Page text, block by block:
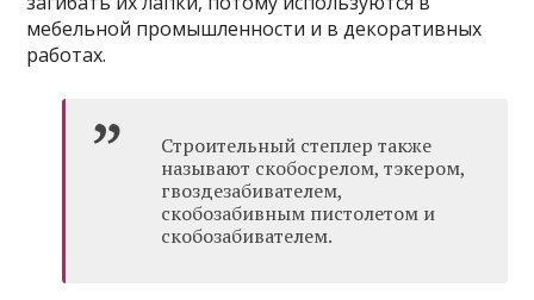
мебельной промышленности и в декоративных
работах.
Строительный степлер также
называют скобосрелом, тэкером,
гвоздезабивателем,
скобозабивным пистолетом и
скобозабивателем.